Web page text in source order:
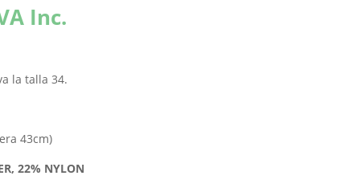
Inc.
la talla 34.
43cm)
22% NYLON